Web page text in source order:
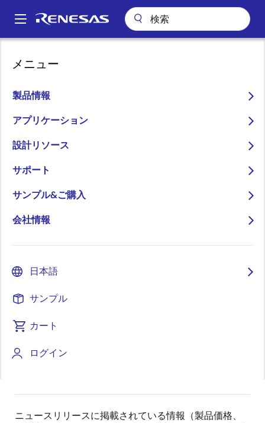
ン
Main
メニュー
製品情報
アプリケーション
設計リソース
サポート
サンプル&ご購入
会社情報
日本語
サンプル
カート
ログイン
パ
ン
く
ず
スマートカードチップに関する欧州委員会の決定について
スマートカードチップに関
する欧州委員会の決定につ
いて
マートカードチップに関する欧州競争法違反行為につ
ておりますが、今後も法令遵守を徹底し、当社がいか
ライアンスを推進する活動を継続的に強化、実行して
ニュースリリースに掲載されている情報（製品価格、